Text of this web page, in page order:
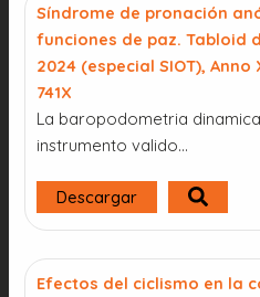
Síndrome de pronación
funciones de paz. Tabloid
2024 (especial SIOT), Anno
741X
La baropodometria
instrumento valido…
Descargar
Efectos del ciclismo en la